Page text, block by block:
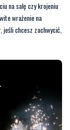
na salę czy krojeniu
wrażenie na
jeśli chcesz zachwycić,